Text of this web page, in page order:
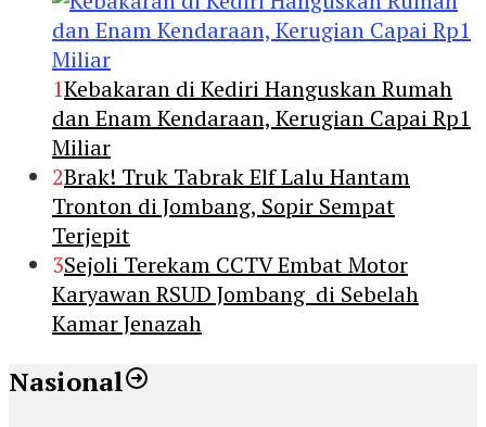
1Kebakaran di Kediri Hanguskan Rumah
dan Enam Kendaraan, Kerugian Capai Rp1
Miliar
2Brak! Truk Tabrak Elf Lalu Hantam
Tronton di Jombang, Sopir Sempat
Terjepit
3Sejoli Terekam CCTV Embat Motor
Karyawan RSUD Jombang di Sebelah
Kamar Jenazah
Nasional